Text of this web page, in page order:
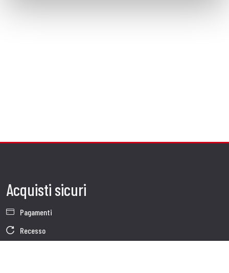
Acquisti sicuri
Pagamenti
Recesso